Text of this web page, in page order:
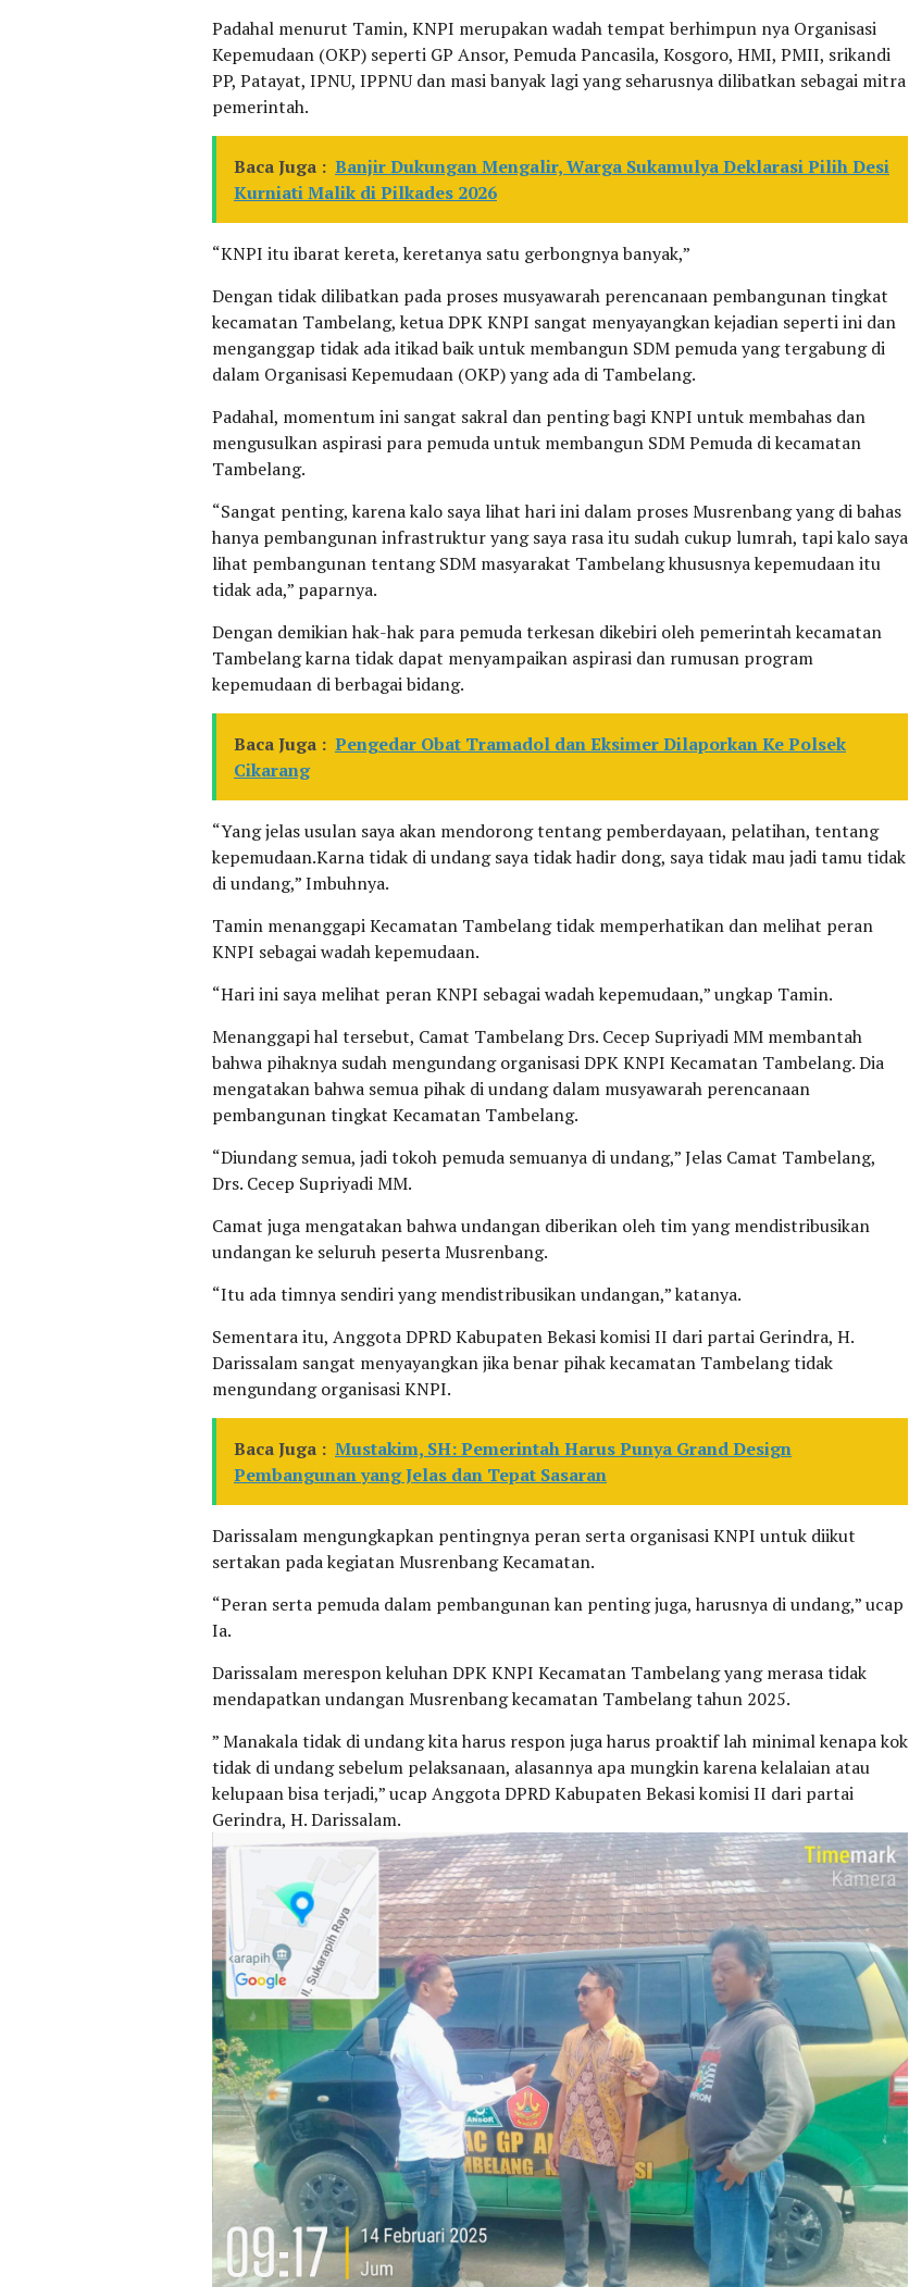
Padahal menurut Tamin, KNPI merupakan wadah tempat berhimpun nya Organisasi
Kepemudaan (OKP) seperti GP Ansor, Pemuda Pancasila, Kosgoro, HMI, PMII, srikandi
PP, Patayat, IPNU, IPPNU dan masi banyak lagi yang seharusnya dilibatkan sebagai mitra
pemerintah.
Baca Juga : Banjir Dukungan Mengalir, Warga Sukamulya Deklarasi Pilih Desi
Kurniati Malik di Pilkades 2026
“KNPI itu ibarat kereta, keretanya satu gerbongnya banyak,”
Dengan tidak dilibatkan pada proses musyawarah perencanaan pembangunan tingkat
kecamatan Tambelang, ketua DPK KNPI sangat menyayangkan kejadian seperti ini dan
menganggap tidak ada itikad baik untuk membangun SDM pemuda yang tergabung di
dalam Organisasi Kepemudaan (OKP) yang ada di Tambelang.
Padahal, momentum ini sangat sakral dan penting bagi KNPI untuk membahas dan
mengusulkan aspirasi para pemuda untuk membangun SDM Pemuda di kecamatan
Tambelang.
“Sangat penting, karena kalo saya lihat hari ini dalam proses Musrenbang yang di bahas
hanya pembangunan infrastruktur yang saya rasa itu sudah cukup lumrah, tapi kalo saya
lihat pembangunan tentang SDM masyarakat Tambelang khususnya kepemudaan itu
tidak ada,” paparnya.
Dengan demikian hak-hak para pemuda terkesan dikebiri oleh pemerintah kecamatan
Tambelang karna tidak dapat menyampaikan aspirasi dan rumusan program
kepemudaan di berbagai bidang.
Baca Juga : Pengedar Obat Tramadol dan Eksimer Dilaporkan Ke Polsek
Cikarang
“Yang jelas usulan saya akan mendorong tentang pemberdayaan, pelatihan, tentang
kepemudaan.Karna tidak di undang saya tidak hadir dong, saya tidak mau jadi tamu tidak
di undang,” Imbuhnya.
Tamin menanggapi Kecamatan Tambelang tidak memperhatikan dan melihat peran
KNPI sebagai wadah kepemudaan.
“Hari ini saya melihat peran KNPI sebagai wadah kepemudaan,” ungkap Tamin.
Menanggapi hal tersebut, Camat Tambelang Drs. Cecep Supriyadi MM membantah
bahwa pihaknya sudah mengundang organisasi DPK KNPI Kecamatan Tambelang. Dia
mengatakan bahwa semua pihak di undang dalam musyawarah perencanaan
pembangunan tingkat Kecamatan Tambelang.
“Diundang semua, jadi tokoh pemuda semuanya di undang,” Jelas Camat Tambelang,
Drs. Cecep Supriyadi MM.
Camat juga mengatakan bahwa undangan diberikan oleh tim yang mendistribusikan
undangan ke seluruh peserta Musrenbang.
“Itu ada timnya sendiri yang mendistribusikan undangan,” katanya.
Sementara itu, Anggota DPRD Kabupaten Bekasi komisi II dari partai Gerindra, H.
Darissalam sangat menyayangkan jika benar pihak kecamatan Tambelang tidak
mengundang organisasi KNPI.
Baca Juga : Mustakim, SH: Pemerintah Harus Punya Grand Design
Pembangunan yang Jelas dan Tepat Sasaran
Darissalam mengungkapkan pentingnya peran serta organisasi KNPI untuk diikut
sertakan pada kegiatan Musrenbang Kecamatan.
“Peran serta pemuda dalam pembangunan kan penting juga, harusnya di undang,” ucap
Ia.
Darissalam merespon keluhan DPK KNPI Kecamatan Tambelang yang merasa tidak
mendapatkan undangan Musrenbang kecamatan Tambelang tahun 2025.
” Manakala tidak di undang kita harus respon juga harus proaktif lah minimal kenapa kok
tidak di undang sebelum pelaksanaan, alasannya apa mungkin karena kelalaian atau
kelupaan bisa terjadi,” ucap Anggota DPRD Kabupaten Bekasi komisi II dari partai
Gerindra, H. Darissalam.